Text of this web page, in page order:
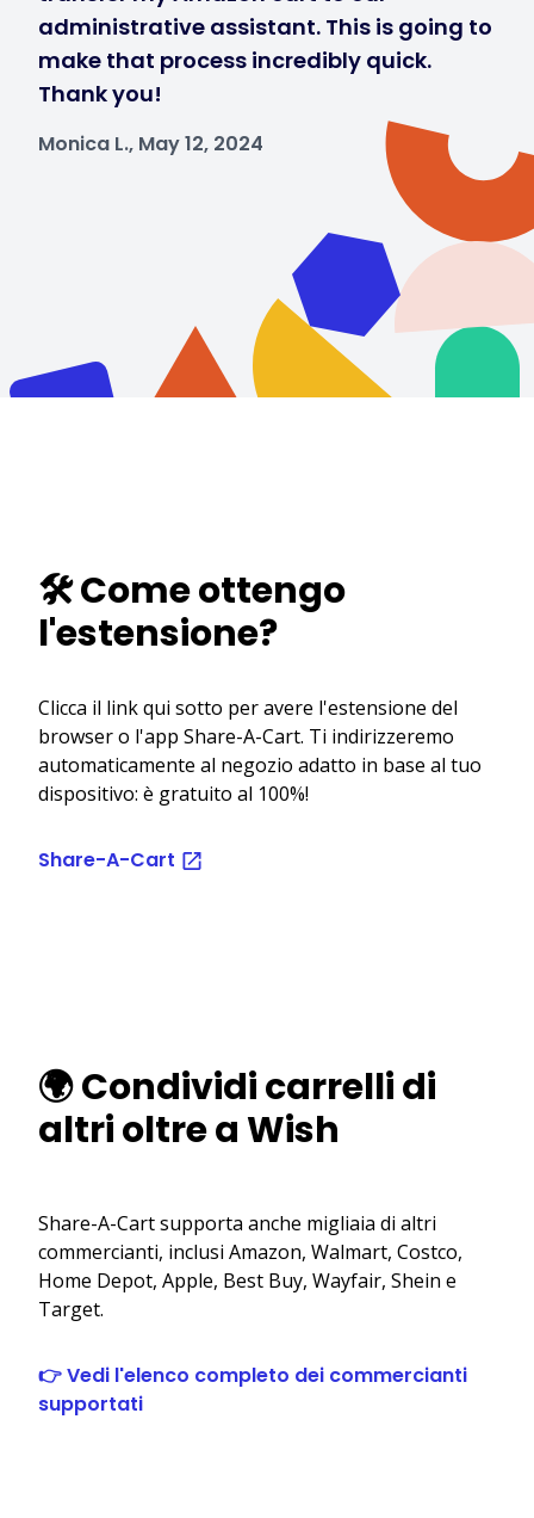
administrative assistant. This is going to
make that process incredibly quick.
Thank you!
Monica L., May 12, 2024
🛠️ Come ottengo
l'estensione?
Clicca il link qui sotto per avere l'estensione del
browser o l'app Share-A-Cart. Ti indirizzeremo
automaticamente al negozio adatto in base al tuo
dispositivo: è gratuito al 100%!
Share-A-Cart
🌍 Condividi carrelli di
altri oltre a Wish
Share-A-Cart supporta anche migliaia di altri
commercianti, inclusi Amazon, Walmart, Costco,
Home Depot, Apple, Best Buy, Wayfair, Shein e
Target.
👉 Vedi l'elenco completo dei commercianti
supportati